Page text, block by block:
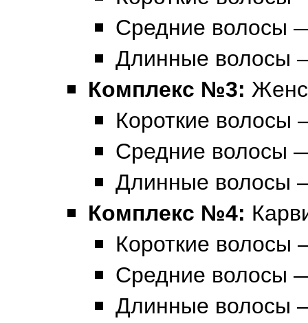
Средние волосы
Длинные волосы
Комплекс №3:
Короткие волосы
Средние волосы
Длинные волосы
Комплекс №4:
Короткие волосы
Средние волосы
Длинные волосы